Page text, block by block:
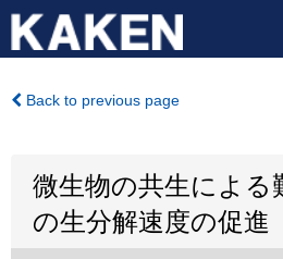
Back to previous page
微生物の共生による
の生分解速度の促進